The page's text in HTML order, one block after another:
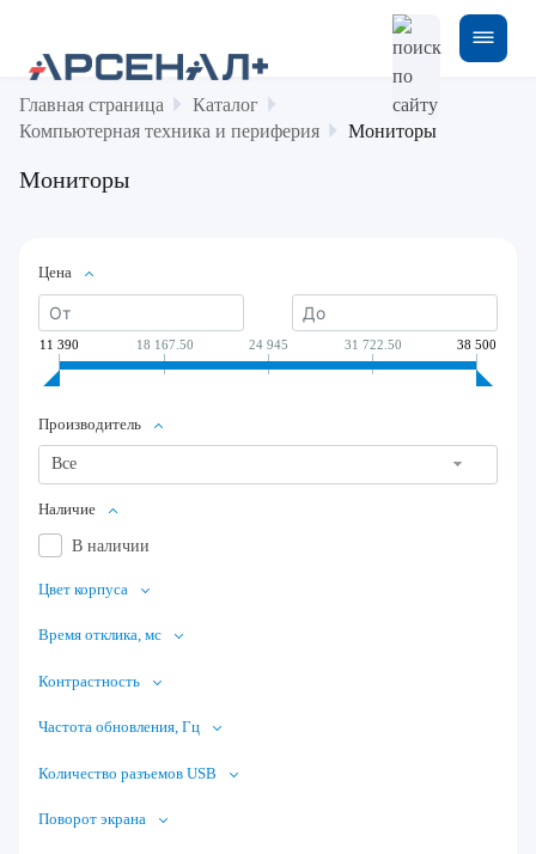
Главная страница
Каталог
Компьютерная техника и периферия
Мониторы
Мониторы
Цена
11 390 18 167.50 24 945 31 722.50 38 500
Производитель
Все
Наличие
В наличии
Цвет корпуса
Время отклика, мс
Контрастность
Частота обновления, Гц
Количество разъемов USB
Поворот экрана